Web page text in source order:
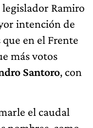
Ramiro
intención de
en el Frente
más votos
Santoro, con
el caudal